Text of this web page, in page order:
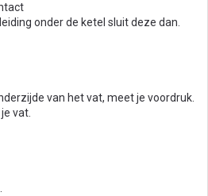
onder de ketel sluit deze dan.
van het vat, meet je voordruk.
vat.